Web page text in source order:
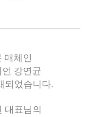
매체인
강연균
되었습니다.
대표님의